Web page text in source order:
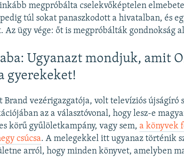
megpróbálta cselekvőképtelen
túl sokat panaszkodott a hivatalban, és
Az ügy vége: őt is megpróbálták gondnokság
Ugyanazt mondjuk, amit
gyerekeket!
Brand vezérigazgatója, volt televíziós újságíró
az a választóvonal, hogy lesz-e
körű gyűlöletkampány, vagy sem,a könyvek
csúcsa. A melegekkel itt ugyanaz történik
arról, hogy minden könyvet, amelyben